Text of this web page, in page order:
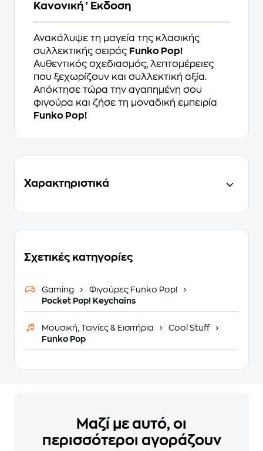
Κανονική 'Εκδοση
Ανακάλυψε τη μαγεία της κλασικής
συλλεκτικής σειράς Funko Pop!
Αυθεντικός σχεδιασμός, λεπτομέρειες
που ξεχωρίζουν και συλλεκτική αξία.
Απόκτησε τώρα την αγαπημένη σου
φιγούρα και ζήσε τη μοναδική εμπειρία
Funko Pop!
Χαρακτηριστικά
Σχετικές κατηγορίες
Gaming
Φιγούρες Funko Pop!
Pocket Pop! Keychains
Μουσική, Ταινίες & Εισιτήρια
Cool Stuff
Funko Pop
Μαζί με αυτό, οι
περισσότεροι αγοράζουν